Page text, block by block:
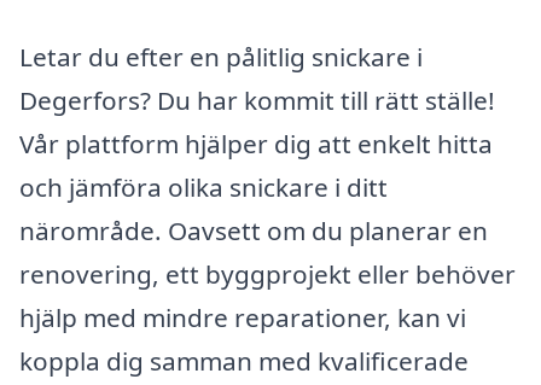
Letar du efter en pålitlig snickare i
Degerfors? Du har kommit till rätt ställe!
Vår plattform hjälper dig att enkelt hitta
och jämföra olika snickare i ditt
närområde. Oavsett om du planerar en
renovering, ett byggprojekt eller behöver
hjälp med mindre reparationer, kan vi
koppla dig samman med kvalificerade